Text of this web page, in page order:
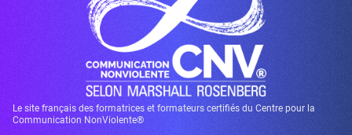
Le site français des formatrices et formateurs certifiés du Centre pour la
Communication NonViolente®